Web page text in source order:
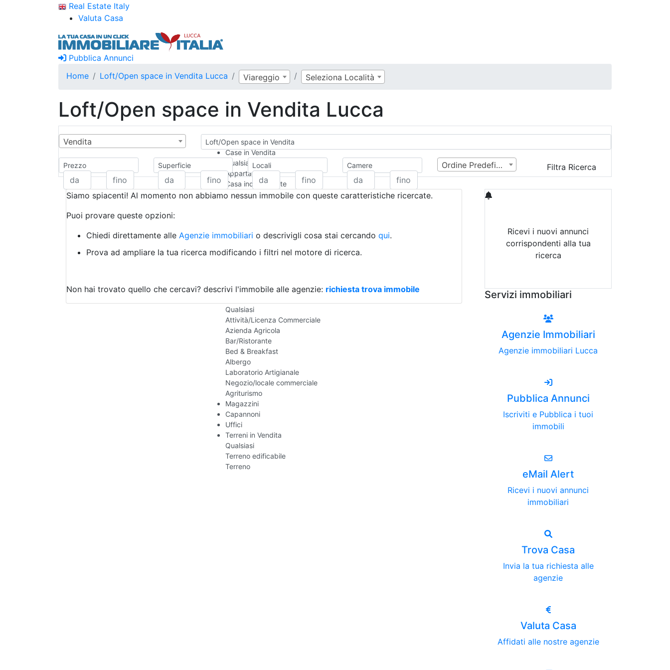
Real Estate Italy
Valuta Casa
Pubblica Annunci
Home
Loft/Open space in Vendita Lucca Viareggio Seleziona Località
Loft/Open space in Vendita Lucca
Vendita
Loft/Open space in Vendita
Case in Vendita
Qualsiasi
Appartamento
Casa indipendente
Casa Semi-indipendente
Rustico/Casale
Camera d'Albergo
Box/Garage
Qualsiasi
Attività/Licenza Commerciale
Azienda Agricola
Bar/Ristorante
Bed & Breakfast
Albergo
Laboratorio Artigianale
Negozio/locale commerciale
Agriturismo
Magazzini
Capannoni
Uffici
Terreni in Vendita
Qualsiasi
Terreno edificabile
Terreno
Prezzo Superficie Locali Camere Ordine Predefinito Filtra Ricerca
Siamo spiacenti! Al momento non abbiamo nessun immobile con queste caratteristiche ricercate.
Puoi provare queste opzioni:
Chiedi direttamente alle Agenzie immobiliari o descrivigli cosa stai cercando qui.
Prova ad ampliare la tua ricerca modificando i filtri nel motore di ricerca.
Non hai trovato quello che cercavi? descrivi l'immobile alle agenzie: richiesta trova immobile
Ricevi i nuovi annunci
corrispondenti alla tua
ricerca
Servizi immobiliari
Agenzie Immobiliari
Agenzie immobiliari Lucca
Pubblica Annunci
Iscriviti e Pubblica i tuoi
immobili
eMail Alert
Ricevi i nuovi annunci
immobiliari
Trova Casa
Invia la tua richiesta alle
agenzie
Valuta Casa
Affidati alle nostre agenzie